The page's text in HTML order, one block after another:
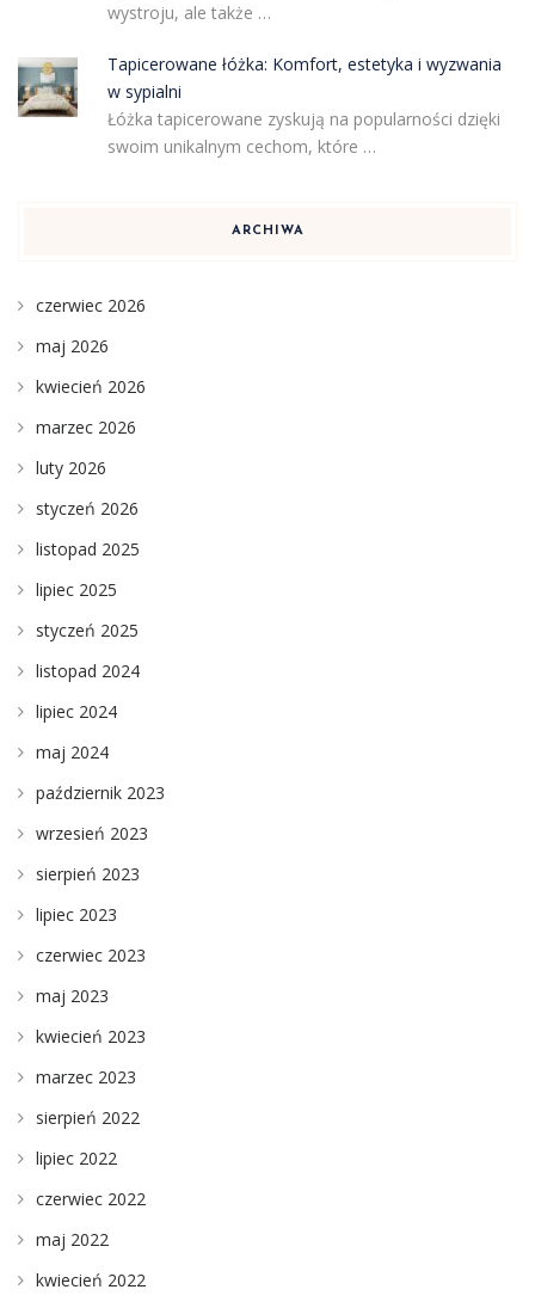
wystroju, ale także …
Tapicerowane łóżka: Komfort, estetyka i wyzwania
w sypialni
Łóżka tapicerowane zyskują na popularności dzięki
swoim unikalnym cechom, które …
ARCHIWA
czerwiec 2026
maj 2026
kwiecień 2026
marzec 2026
luty 2026
styczeń 2026
listopad 2025
lipiec 2025
styczeń 2025
listopad 2024
lipiec 2024
maj 2024
październik 2023
wrzesień 2023
sierpień 2023
lipiec 2023
czerwiec 2023
maj 2023
kwiecień 2023
marzec 2023
sierpień 2022
lipiec 2022
czerwiec 2022
maj 2022
kwiecień 2022